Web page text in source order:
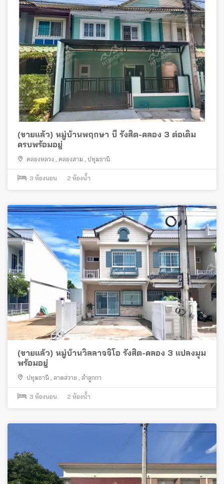
(ขายแล้ว) หมู่บ้านพฤกษา บี รังสิต-คลอง 3 ต่อเติม
ครบพร้อมอยู่
คลองหลวง , คลองสาม , ปทุมธานี
3 ห้องนอน 2 ห้องน้ำ
(ขายแล้ว) หมู่บ้านวิลลาจจิโอ รังสิต-คลอง 3 แปลงมุม
พร้อมอยู่
ปทุมธานี ลาดสวาย ลำลูกกา
3 ห้องนอน 2 ห้องน้ำ